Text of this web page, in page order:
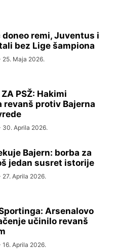
remi, Juventus i
bez Lige šampiona
25. Maja 2026.
ZA PSŽ: Hakimi
revanš protiv Bajerna
30. Aprila 2026.
Bajern: borba za
jedan susret istorije
27. Aprila 2026.
Arsenalovo
učinilo revanš
16. Aprila 2026.